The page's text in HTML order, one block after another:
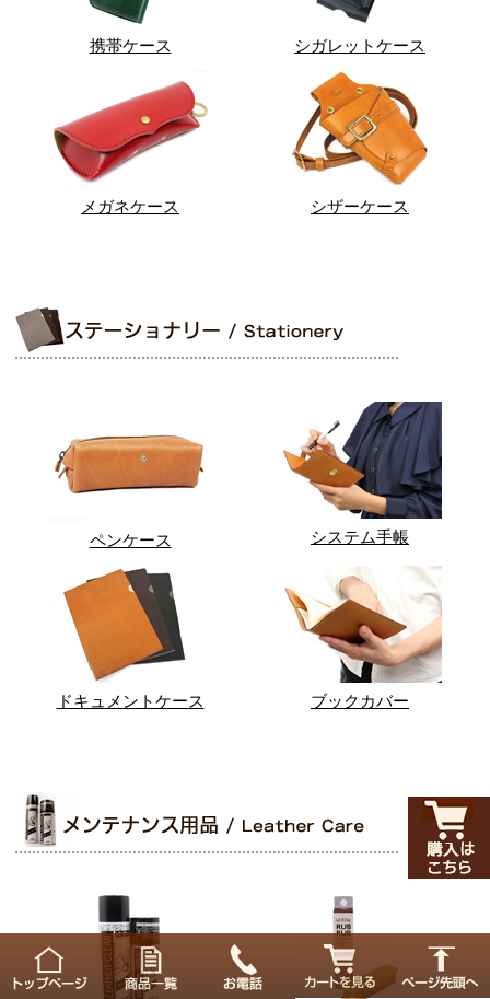
携帯ケース シガレットケース
メガネケース シザーケース
ペンケース システム手帳
ドキュメントケース ブックカバー